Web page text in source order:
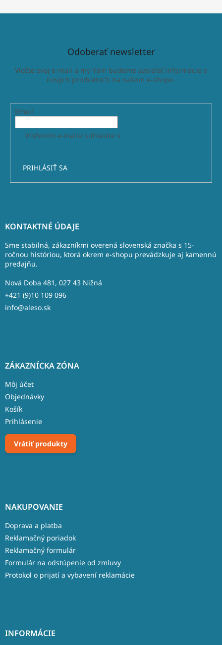
Odoberať newsletter
Vložte svoj e-mail a my Vám budeme zasielať informácie o
nových produktoch na našom e-shope.
Email
Vložením e-mailu súhlasíte s
PRIHLÁSIŤ SA
KONTAKTNÉ ÚDAJE
Sme stabilná, zákazníkmi overená slovenská značka s 15-
ročnou históriou, ktorá okrem e-shopu prevádzkuje aj kamennú
predajňu.
Nová Doba 481, 027 43 Nižná
+421 (9)10 109 096
info@aleso.sk
ZÁKAZNÍCKA ZÓNA
Môj účet
Objednávky
Košík
Prihlásenie
Vrátiť produkty
NAKUPOVANIE
Doprava a platba
Reklamačný poriadok
Reklamačný formulár
Formulár na odstúpenie od zmluvy
Protokol o prijatí a vybavení reklamácie
INFORMÁCIE